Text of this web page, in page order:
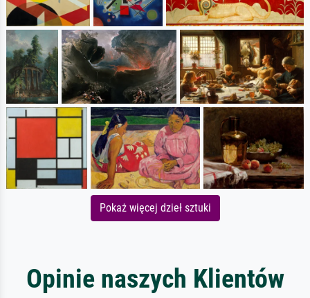
Pokaż więcej dzieł sztuki
Opinie naszych Klientów